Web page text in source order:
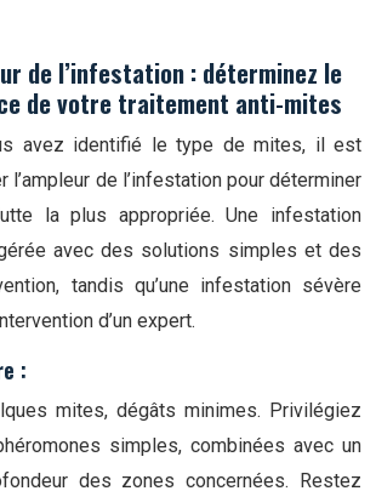
de l’infestation : déterminez le
de votre traitement anti-mites
avez identifié le type de mites, il est
l’ampleur de l’infestation pour déterminer
la plus appropriée. Une infestation
avec des solutions simples et des
tandis qu’une infestation sévère
d’un expert.
:
mites, dégâts minimes. Privilégiez
simples, combinées avec un
des zones concernées. Restez